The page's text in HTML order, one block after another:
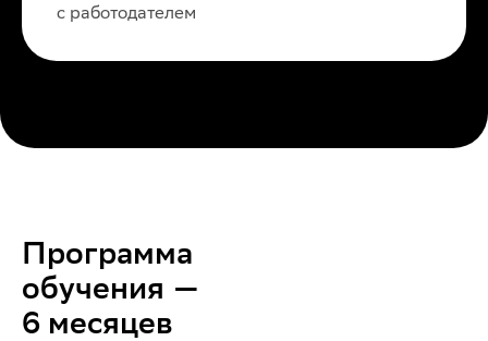
с работодателем
Программа
обучения —
6 месяцев